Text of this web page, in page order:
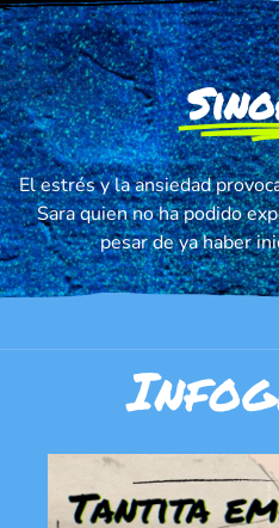
El estrés y la ansiedad
Sara quien no ha podido
pesar de ya haber